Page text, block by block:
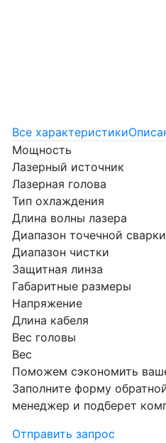
Все характеристики
Мощность
Лазерный источник
Лазерная голова
Тип охлаждения
Длина волны лазера
Диапазон точечной сварки
Диапазон чистки
Защитная линза
Габаритные размеры
Напряжение
Длина кабеля
Вес головы
Вес
Поможем сэкономить
Заполните форму
менеджер и подберет
Отправить запрос